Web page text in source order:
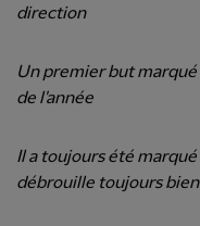
direction
Un premier but
de l'année
Il a toujours été
débrouille toujours bien